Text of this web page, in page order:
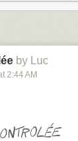
by Luc
2:44 AM